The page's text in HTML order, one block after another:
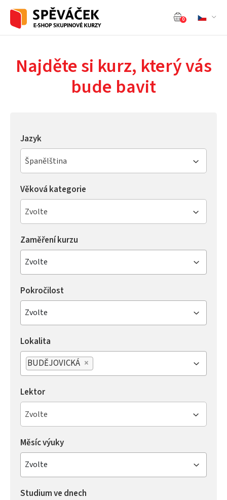
0
Najděte si kurz, který vás
bude bavit
Jazyk
Španělština
Věková kategorie
Zvolte
Zaměření kurzu
Zvolte
Pokročilost
Zvolte
Lokalita
×
BUDĚJOVICKÁ
Lektor
Zvolte
Měsíc výuky
Zvolte
Studium ve dnech